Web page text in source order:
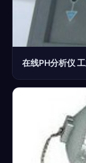
在线PH分析仪